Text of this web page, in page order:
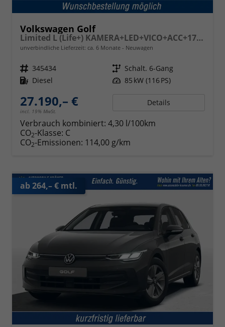
Volkswagen Golf
Limited L (Life+) KAMERA+LED+VICO+ACC+17'' ALU
unverbindliche Lieferzeit: ca. 6 Monate Neuwagen
Fahrzeugnr. 345434 Getriebe Schalt. 6-Gang
Kraftstoff Diesel Leistung 85 kW (116 PS)
27.190,– €
incl. 19% MwSt.
Details
Verbrauch kombiniert: 4,30 l/100km
CO2-Klasse: C
CO2-Emissionen: 114,00 g/km
ab 264,– € mtl.